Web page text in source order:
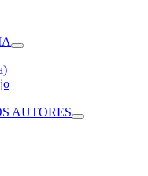
AUTORES